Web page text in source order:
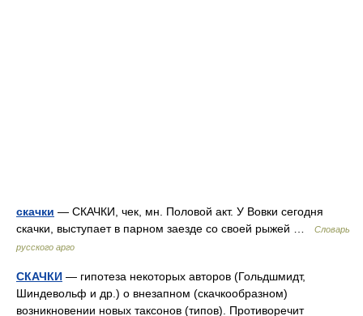
скачки — СКАЧКИ, чек, мн. Половой акт. У Вовки сегодня
скачки, выступает в парном заезде со своей рыжей …
Словарь
русского арго
СКАЧКИ — гипотеза некоторых авторов (Гольдшмидт,
Шиндевольф и др.) о внезапном (скачкообразном)
возникновении новых таксонов (типов). Противоречит